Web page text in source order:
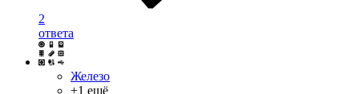
2
ответа
Железо
+1 ещё